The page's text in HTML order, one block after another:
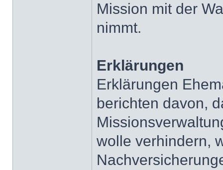
Mission mit der
nimmt.
Erklärungen
Erklärungen
berichten davon,
wolle verhindern,